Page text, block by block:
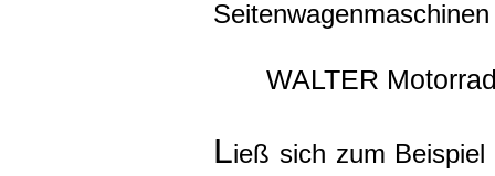
WALTER
Ließ sich zum Beispiel